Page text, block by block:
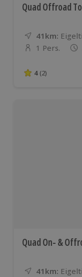
Quad Offroad
41km:
Anzahl der
1 Pers.
4 von 5
4 (2)
Quad On- &
41km: